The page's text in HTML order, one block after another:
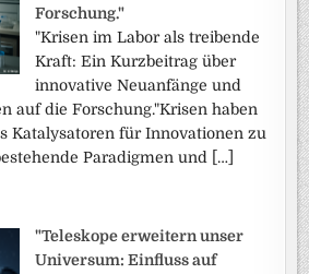
Forschung."
"Krisen im Labor als treibende
Kraft: Ein Kurzbeitrag über
innovative Neuanfänge und
auf die Forschung."Krisen haben
Katalysatoren für Innovationen zu
Paradigmen und […]
"Teleskope erweitern unser
Universum: Einfluss auf